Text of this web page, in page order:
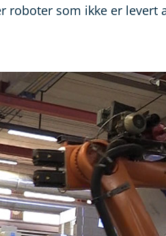
roboter som ikke er levert